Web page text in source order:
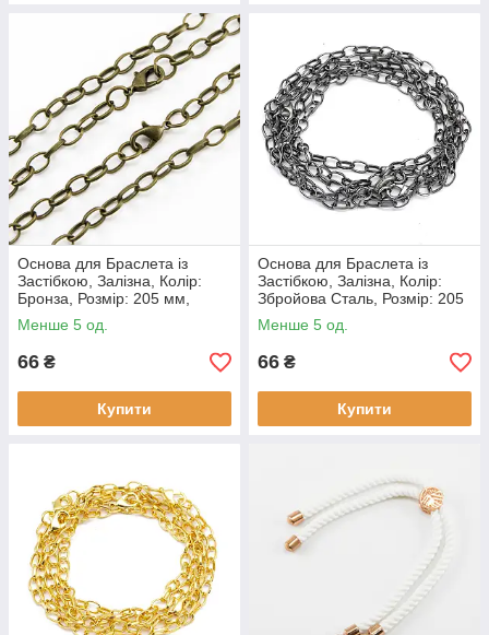
Основа для Браслета із
Застібкою, Залізна, Колір:
Бронза, Розмір: 205 мм,
Товщина: 1x0.8мм, Карабін:
12x7x3мм, (5 шт.)
Менше 5 од.
66 ₴
Купити
Основа для Браслета із
Застібкою, Залізна, Колір:
Збройова Сталь, Розмір: 205
мм, Товщина: 1x0.8мм,
Карабін, (5 шт.)
Менше 5 од.
66 ₴
Купити